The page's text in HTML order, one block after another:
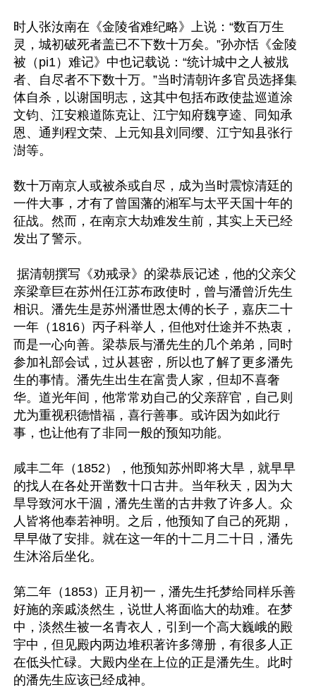
时人张汝南在《金陵省难纪略》上说：“数百万生
灵，城初破死者盖已不下数十万矣。”孙亦恬《金陵
被（pi1）难记》中也记载说：“统计城中之人被戕
者、自尽者不下数十万。”当时清朝许多官员选择集
体自杀，以谢国明志，这其中包括布政使盐巡道涂
文钧、江安粮道陈克让、江宁知府魏亨逵、同知承
恩、通判程文荣、上元知县刘同缨、江宁知县张行
澍等。
数十万南京人或被杀或自尽，成为当时震惊清廷的
一件大事，才有了曾国藩的湘军与太平天国十年的
征战。然而，在南京大劫难发生前，其实上天已经
发出了警示。
亲梁章巨在苏州任江苏布政使时，曾与潘曾沂先生
相识。潘先生是苏州潘世恩太傅的长子，嘉庆二十
一年（1816）丙子科举人，但他对仕途并不热衷，
而是一心向善。梁恭辰与潘先生的几个弟弟，同时
参加礼部会试，过从甚密，所以也了解了更多潘先
生的事情。潘先生出生在富贵人家，但却不喜奢
华。道光年间，他常常劝自己的父亲辞官，自己则
尤为重视积德惜福，喜行善事。或许因为如此行
事，也让他有了非同一般的预知功能。
咸丰二年（1852），他预知苏州即将大旱，就早早
的找人在各处开凿数十口古井。当年秋天，因为大
旱导致河水干涸，潘先生凿的古井救了许多人。众
人皆将他奉若神明。之后，他预知了自己的死期，
早早做了安排。就在这一年的十二月二十日，潘先
生沐浴后坐化。
第二年（1853）正月初一，潘先生托梦给同样乐善
好施的亲戚淡然生，说世人将面临大的劫难。在梦
中，淡然生被一名青衣人，引到一个高大巍峨的殿
宇中，但见殿内两边堆积著许多簿册，有很多人正
在低头忙碌。大殿内坐在上位的正是潘先生。此时
的潘先生应该已经成神。